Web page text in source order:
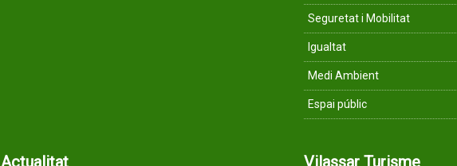
Seguretat i Mobilitat
Igualtat
Medi Ambient
Espai públic
Actualitat Vilassar Turisme